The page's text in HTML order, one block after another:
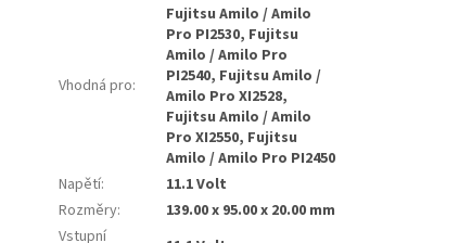
Vhodná pro:
Fujitsu Amilo / Amilo
Pro PI2530, Fujitsu
Amilo / Amilo Pro
PI2540, Fujitsu Amilo /
Amilo Pro XI2528,
Fujitsu Amilo / Amilo
Pro XI2550, Fujitsu
Amilo / Amilo Pro PI2450
Napětí:
11.1 Volt
Rozměry:
139.00 x 95.00 x 20.00 mm
Vstupní